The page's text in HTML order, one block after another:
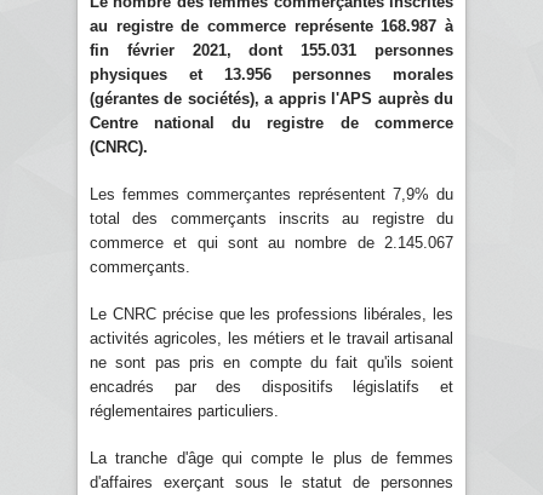
au registre de commerce représente 168.987 à
fin février 2021, dont 155.031 personnes
physiques et 13.956 personnes morales
(gérantes de sociétés), a appris l'APS auprès du
Centre national du registre de commerce
(CNRC).
Les femmes commerçantes représentent 7,9% du
total des commerçants inscrits au registre du
commerce et qui sont au nombre de 2.145.067
commerçants.
Le CNRC précise que les professions libérales, les
activités agricoles, les métiers et le travail artisanal
ne sont pas pris en compte du fait qu'ils soient
encadrés par des dispositifs législatifs et
réglementaires particuliers.
La tranche d'âge qui compte le plus de femmes
d'affaires exerçant sous le statut de personnes